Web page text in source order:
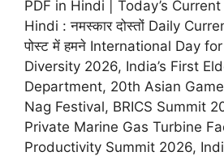
PDF in Hindi | Today’s
Hindi : नमस्कार दोस्तों Daily
पोस्ट में हमने International Day
Diversity 2026, India’s First
Department, 20th Asian
Nag Festival, BRICS Summit
Private Marine Gas Turbine
Productivity Summit 2026,